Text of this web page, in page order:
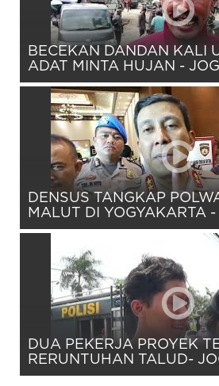
BECEKAN DANDAN KALI
ADAT MINTA HUJAN -
DENSUS TANGKAP
MALUT DI YOGYAKARTA
DUA PEKERJA PROYEK
RERUNTUHAN TALUD-